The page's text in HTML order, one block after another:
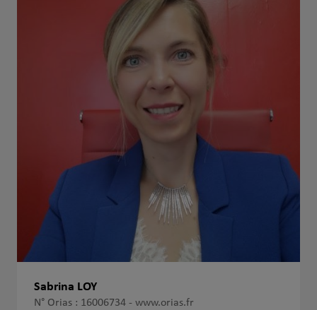
Sabrina LOY
N° Orias : 16006734 - www.orias.fr